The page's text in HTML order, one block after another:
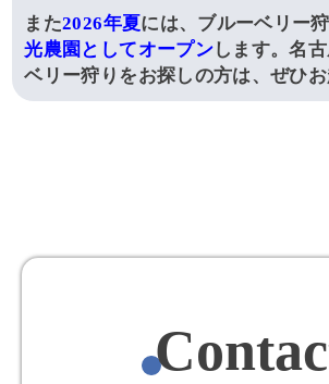
また2026年夏には、ブルーベリー
光農園としてオープンします。名
ベリー狩りをお探しの方は、ぜひお